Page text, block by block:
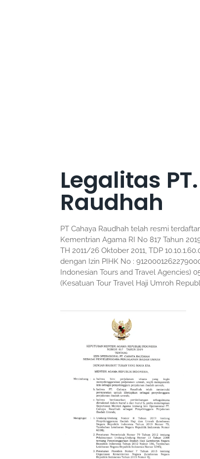
Legalitas
Raudhah
PT Cahaya Raudhah telah resmi
Kementrian Agama RI No 817 Tahun
TH 2011/26 Oktober 2011, TDP
dengan Izin PIHK No :
Indonesian Tours and Travel Agencies)
(Kesatuan Tour Travel Haji Umroh